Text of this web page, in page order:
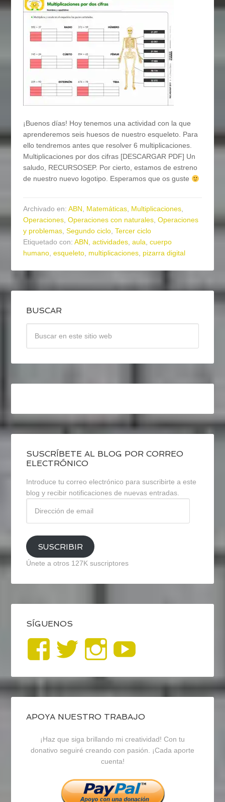
¡Buenos días! Hoy tenemos una actividad con la que
aprenderemos seis huesos de nuestro esqueleto. Para
ello tendremos antes que resolver 6 multiplicaciones.
Multiplicaciones por dos cifras [DESCARGAR PDF] Un
saludo, RECURSOSEP. Por cierto, estamos de estreno
de nuestro nuevo logotipo. Esperamos que os guste
Archivado en:ABN, Matemáticas, Multiplicaciones,
Operaciones,Operaciones con naturales,Operaciones
y problemas,Segundo ciclo,Tercer ciclo
Etiquetado con:ABN,actividades,aula,cuerpo
humano,esqueleto, multiplicaciones, pizarra digital
BUSCAR
SUSCRÍBETE AL BLOG POR CORREO
ELECTRÓNICO
Introduce tu correo electrónico para suscribirte a este
blog y recibir notificaciones de nuevas entradas.
email
SUSCRIBIR
Únete a otros 127K suscriptores
SÍGUENOS
Ver
perfil
de
blogrecursosep
en
Facebook
Ver
perfil
de
recursosep
en
Twitter
Ver
perfil
de
recursosep
en
Instagram
APOYA NUESTRO TRABAJO
¡Haz que siga brillando mi creatividad! Con tu
donativo seguiré creando con pasión. ¡Cada aporte
cuenta!